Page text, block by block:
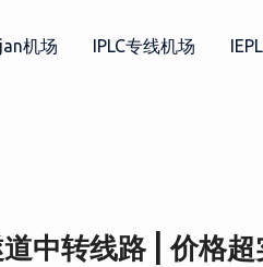
机场 IPLC专线机场
中转线路 | 价格超